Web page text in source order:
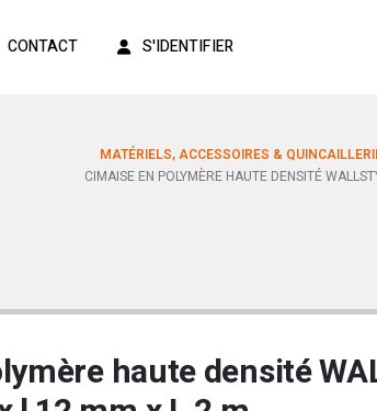
CONTACT S'IDENTIFIER
MATÉRIELS, ACCESSOIRES &
CIMAISE EN POLYMÈRE HAUTE DENSITÉ
haute densité